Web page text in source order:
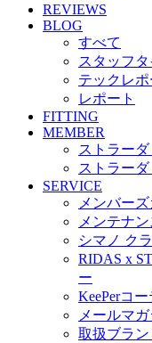
REVIEWS
BLOG
すべて
スタッフタ
テックレポ
レポート
FITTING
MEMBER
ストラー
ストラー
SERVICE
メンバー
メンテナン
シマノ ク
RIDAS x
ー
KeePerコ
メールマ
取扱ブラン